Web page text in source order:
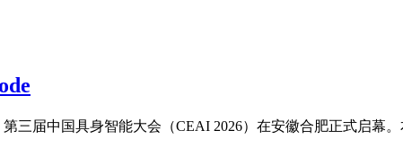
三届中国具身智能大会（CEAI 2026）在安徽合肥正式启幕